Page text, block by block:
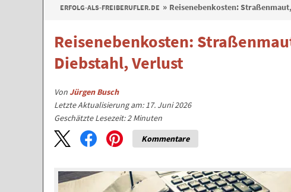
ERFOLG-ALS-FREIBERUFLER.DE Reisenebenkosten:
Reisenebenkosten:
Diebstahl, Verlust
VonJürgen Busch
Letzte Aktualisierung am: 17. Juni 2026
Geschätzte Lesezeit:2 Minuten
Kommentare